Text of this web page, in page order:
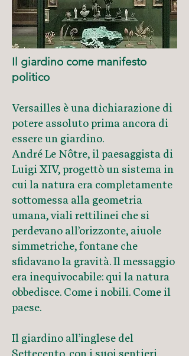
Il giardino come manifesto
politico
Versailles è una dichiarazione di
potere assoluto prima ancora di
essere un giardino.
André Le Nôtre, il paesaggista di
Luigi XIV, progettò un sistema in
cui la natura era completamente
sottomessa alla geometria
umana, viali rettilinei che si
perdevano all’orizzonte, aiuole
simmetriche, fontane che
sfidavano la gravità. Il messaggio
era inequivocabile: qui la natura
obbedisce. Come i nobili. Come il
paese.
Il giardino all’inglese del